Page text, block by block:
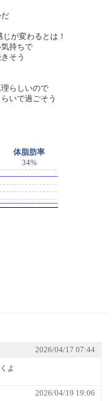
が変わるとは！
持ちで
そう
らしいので
いで過ごそう
体脂肪率
34%
2026/04/17 07:44
よ
2026/04/19 19:06